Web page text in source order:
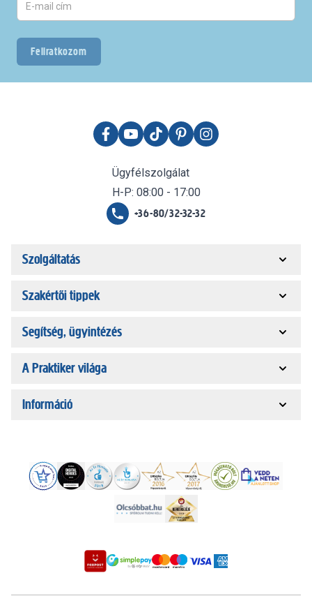
Feliratkozom
Ügyfélszolgálat
H-P: 08:00 - 17:00
+36-80/32-32-32
Szolgáltatás
Szakértői tippek
Segítség, ügyintézés
A Praktiker világa
Információ